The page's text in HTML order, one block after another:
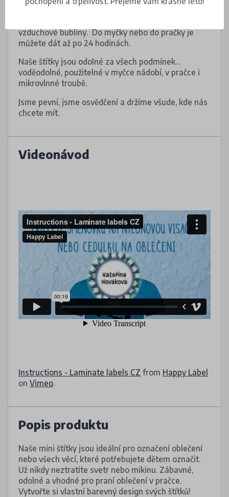
informace na oděvu, pokud cedulku nemá.
vzduchové bubliny. Do myčky nebo do pračky je
můžete dát až po 24 hodinách.
Naše štítky jsou odolné za všech podmínek…
voděodolné, použitelné v myčce nádobí, v pračce i
mikrovlnné troubě.
Jsme pevní, jsme osvědčení a držíme všude, kde nás
chcete mít.
Videonávod
Instructions - Laminate labels CZ from Happy Label
on Vimeo.
Popis produktu
Naše mini štítky jsou ideální pro označení oblečení
nebo všech věcí, které potřebujete dětem označit.
Už nikdy neztratíte svetr nebo mikinu. Zábavné,
odolné a vhodné pro praní oblečení v pračce.
Vytvořte si vlastní barevný design svých štítků!